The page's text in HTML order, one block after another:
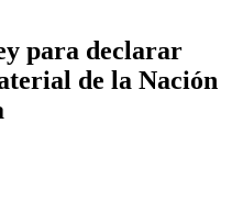
para declarar
de la Nación